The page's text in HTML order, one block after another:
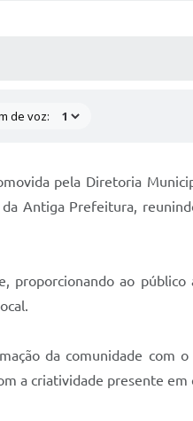
de voz:
pela Diretoria
Antiga Prefeitura,
proporcionando ao
da comunidade com
a criatividade presente em